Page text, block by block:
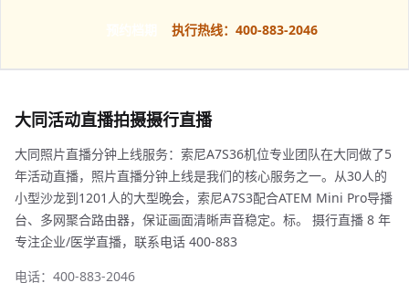
执行热线：400-883-2046
大同活动直播拍摄摄行直播
大同照片直播分钟上线服务：索尼A7S36机位专业团队在大同做了5
年活动直播，照片直播分钟上线是我们的核心服务之一。从30人的
小型沙龙到1201人的大型晚会，索尼A7S3配合ATEM Mini Pro导播
台、多网聚合路由器，保证画面清晰声音稳定。标。 摄行直播 8 年
专注企业/医学直播，联系电话 400-883
电话：400-883-2046